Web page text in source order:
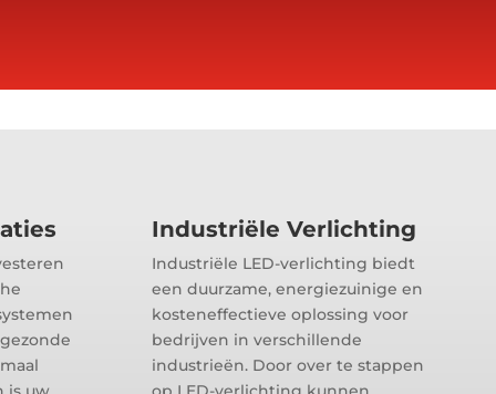
Industriële Verlichting
Industriële LED-verlichting biedt
een duurzame, energiezuinige en
kosteneffectieve oplossing voor
bedrijven in verschillende
industrieën. Door over te stappen